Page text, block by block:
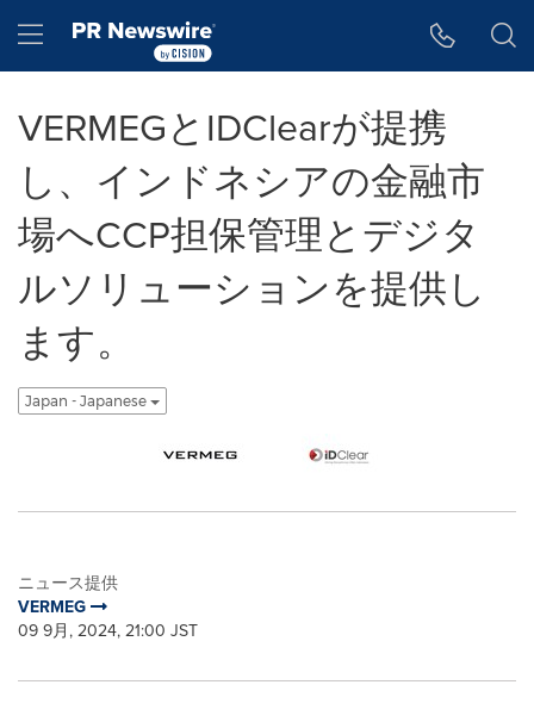
Hamburger menu
VERMEGとIDClearが提携
し、インドネシアの金融市
場へCCP担保管理とデジタ
ルソリューションを提供し
ます。
Japan - Japanese
ニュース提供
VERMEG
09 9月, 2024, 21:00 JST